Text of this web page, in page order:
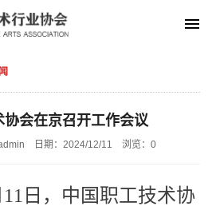
协会在京召开工作会议
日期：2024/12/11 浏览： 0
日，中国职工技术协